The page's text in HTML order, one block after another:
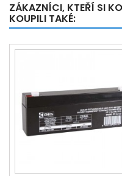
ZÁKAZNÍCI, KTEŘÍ SI
KOUPILI TAKÉ: